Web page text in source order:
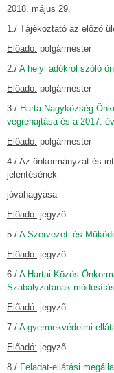
2018. május 29.
1./ Tájékoztató az előző
Előadó: polgármester
2./ A helyi adókról szóló
Előadó: polgármester
3./ Harta Nagyközség
végrehajtása és a 2017.
Előadó: polgármester
4./ Az önkormányzat és
jelentésének
jóváhagyása
Előadó: jegyző
5./ A Szervezeti és
Előadó: jegyző
6./ A Hartai Közös
Szabályzatának
Előadó: jegyző
7./ A gyermekvédelmi
Előadó: jegyző
8./ Feladat-ellátási